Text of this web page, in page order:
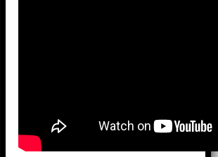
2025 somos-hermanos.mx. Todos los
existir previa autorización, queda
prohibida la publicación,
edición y cualquier otro uso de los
contenidos.